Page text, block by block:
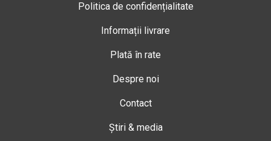
Politica de confidențialitate
Informații livrare
Plată în rate
Despre noi
Contact
Știri & media